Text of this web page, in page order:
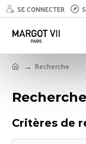
SE CONNECTER
Recherche
Recherche
Critères de